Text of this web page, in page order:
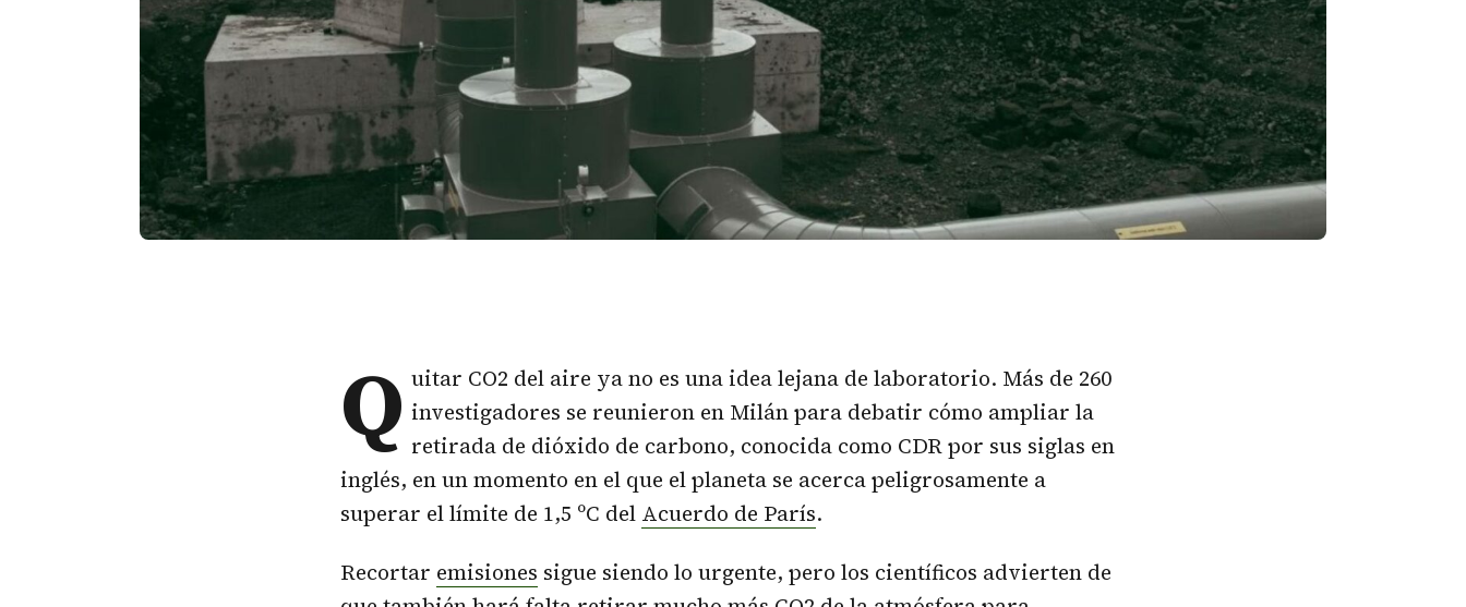
Q uitar CO2 del aire ya no es una idea lejana de laboratorio. Más de 260
investigadores se reunieron en Milán para debatir cómo ampliar la
retirada de dióxido de carbono, conocida como CDR por sus siglas en
inglés, en un momento en el que el planeta se acerca peligrosamente a
superar el límite de 1,5 ºC del Acuerdo de París.
Recortar emisiones sigue siendo lo urgente, pero los científicos advierten de